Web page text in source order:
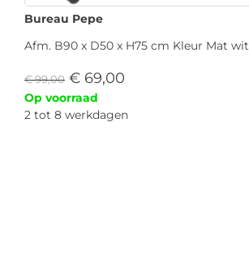
Bureau Pepe
Afm. B90 x D50 x H75 cm Kleur Mat wit
€99,00 € 69,00
Op voorraad
2 tot 8 werkdagen